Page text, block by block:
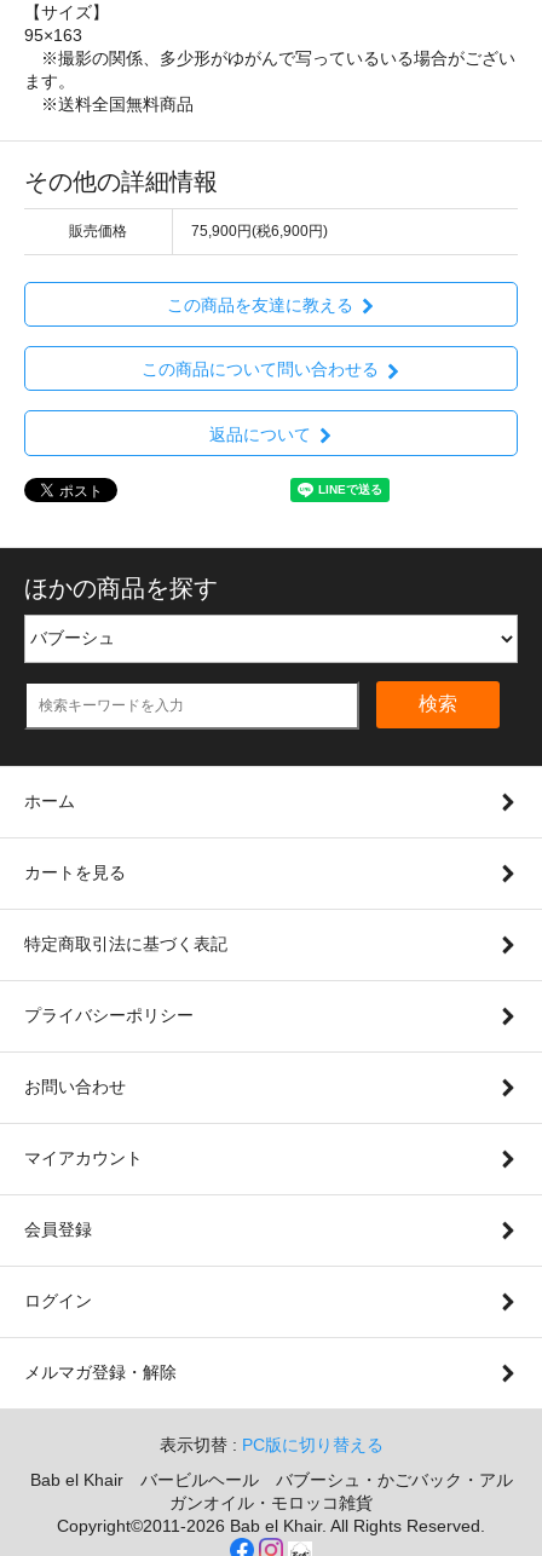
【サイズ】
95×163
※撮影の関係、多少形がゆがんで写っているいる場合がござい
ます。
※送料全国無料商品
その他の詳細情報
販売価格 75,900円(税6,900円)
この商品を友達に教える
この商品について問い合わせる
返品について
ほかの商品を探す
検索
ホーム
カートを見る
特定商取引法に基づく表記
プライバシーポリシー
お問い合わせ
マイアカウント
会員登録
ログイン
メルマガ登録・解除
表示切替 : PC版に切り替える
Bab el Khair バービルヘール バブーシュ・かごバック・アル
ガンオイル・モロッコ雑貨
Copyright©2011-2026 Bab el Khair. All Rights Reserved.